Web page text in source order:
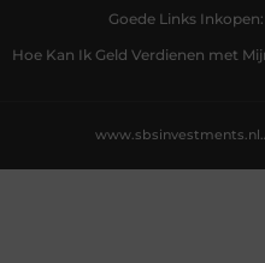
Goede Links
Hoe Kan Ik Geld Verdienen met
www.sbsinvestments.nl.